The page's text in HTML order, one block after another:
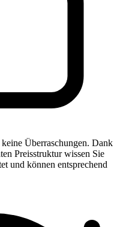
Überraschungen. Dank
Preisstruktur wissen Sie
und können entsprechend